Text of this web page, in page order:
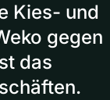
Kies- und
gegen
das